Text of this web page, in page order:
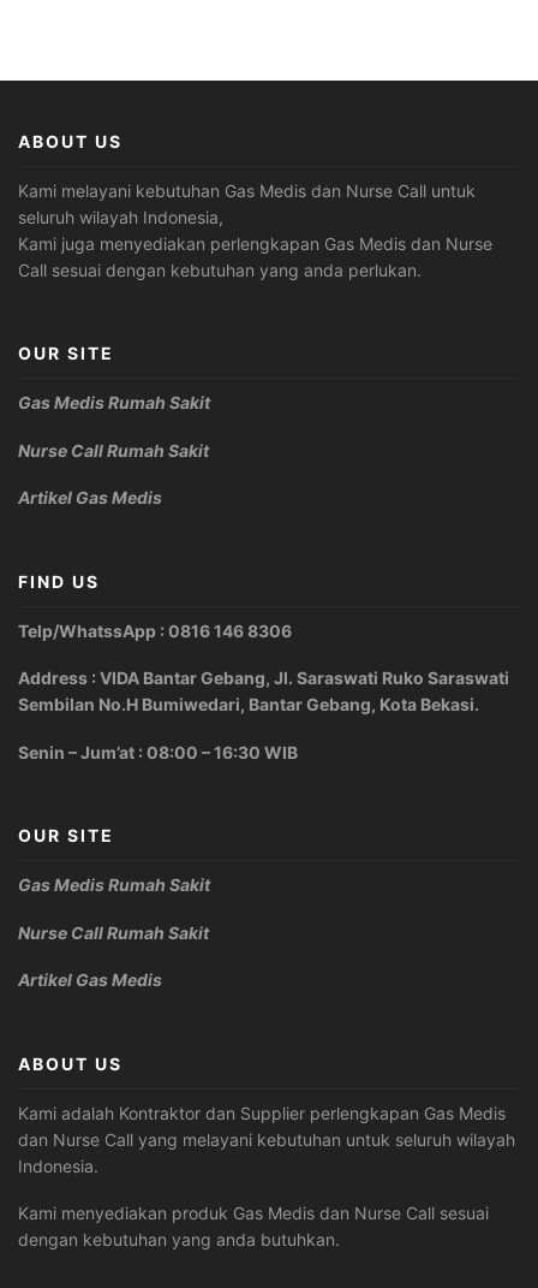
ABOUT US
Kami melayani kebutuhan Gas Medis dan Nurse Call untuk
seluruh wilayah Indonesia,
Kami juga menyediakan perlengkapan Gas Medis dan Nurse
Call sesuai dengan kebutuhan yang anda perlukan.
OUR SITE
Gas Medis Rumah Sakit
Nurse Call Rumah Sakit
Artikel Gas Medis
FIND US
Telp/WhatssApp : 0816 146 8306
Address : VIDA Bantar Gebang, Jl. Saraswati Ruko Saraswati
Sembilan No.H Bumiwedari, Bantar Gebang, Kota Bekasi.
Senin – Jum’at : 08:00 – 16:30 WIB
OUR SITE
Gas Medis Rumah Sakit
Nurse Call Rumah Sakit
Artikel Gas Medis
ABOUT US
Kami adalah Kontraktor dan Supplier perlengkapan Gas Medis
dan Nurse Call yang melayani kebutuhan untuk seluruh wilayah
Indonesia.
Kami menyediakan produk Gas Medis dan Nurse Call sesuai
dengan kebutuhan yang anda butuhkan.